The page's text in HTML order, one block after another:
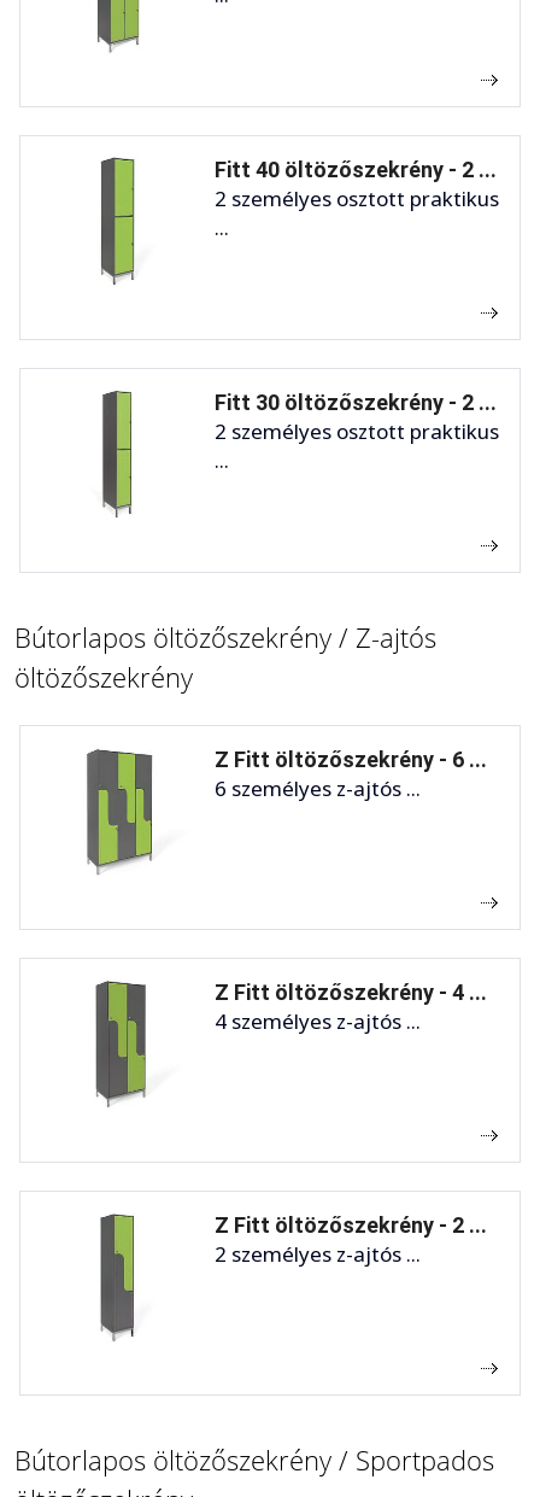
Fitt 40 öltözőszekrény - 2 ...
2 személyes osztott praktikus
...
Fitt 30 öltözőszekrény - 2 ...
2 személyes osztott praktikus
...
Bútorlapos öltözőszekrény / Z-ajtós
öltözőszekrény
Z Fitt öltözőszekrény - 6 ...
6 személyes z-ajtós ...
Z Fitt öltözőszekrény - 4 ...
4 személyes z-ajtós ...
Z Fitt öltözőszekrény - 2 ...
2 személyes z-ajtós ...
Bútorlapos öltözőszekrény / Sportpados